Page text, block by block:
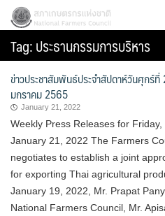
Skip
content
สภาเกษตรกรแห่งชาติ
Tag:ประธานกรรมการบริหาร
ข่าวประชาสัมพันธ์ประจำสัปดาห์วันศุกร์ที่
มกราคม 2565
January 21, 2022
Weekly Press Releases for Friday,
January 21, 2022 The Farmers
negotiates to establish a joint
for exporting Thai agricultural
January 19, 2022, Mr. Prapat
National Farmers Council, Mr.